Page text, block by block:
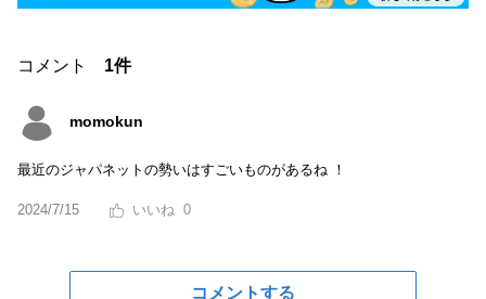
コメント 1件
momokun
最近のジャパネットの勢いはすごいものがあるね ！
2024/7/15 0
コメントする